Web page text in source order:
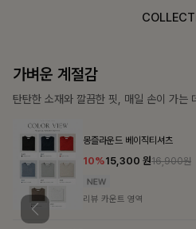
가장 쉬운 코디
특별한 날부터 일상까지 함께하는 룩
57,600